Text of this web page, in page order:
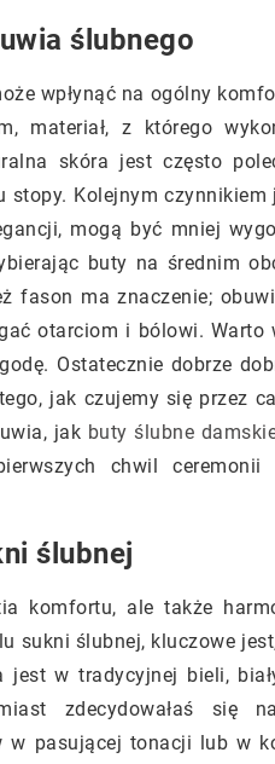
ślubnego
wpłynąć na ogólny
materiał, z którego
skóra jest często
Kolejnym
mogą być mniej
buty na średnim
fason ma znaczenie;
otarciom i bólowi. Warto
Ostatecznie dobrze
jak czujemy się przez
jak buty ślubne
chwil
ślubnej
komfortu, ale także
sukni ślubnej, kluczowe
w tradycyjnej bieli,
zdecydowałaś się
w pasującej tonacji lub w